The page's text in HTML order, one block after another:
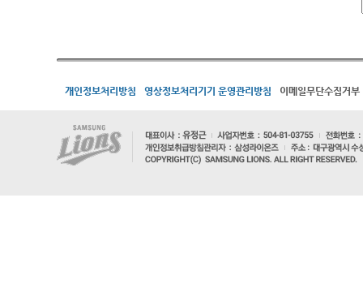
개인정보처리방침 영상정보처리기기 운영관리방침 이메일무단수집거부